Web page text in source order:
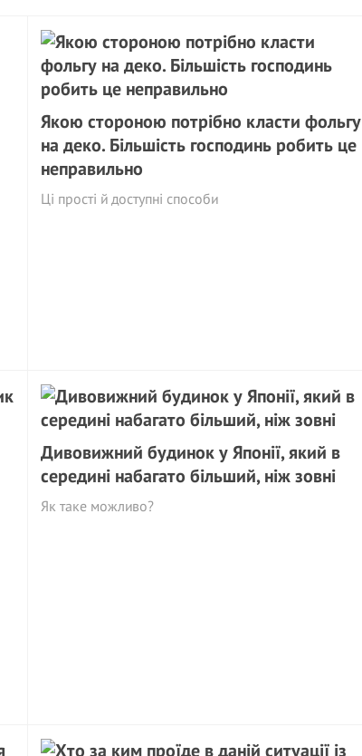
Якою стороною потрібно класти фольгу
на деко. Більшість господинь робить це
неправильно
Ці прості й доступні способи
Дивовижний будинок у Японії, який в
середині набагато більший, ніж зовні
Як таке можливо?